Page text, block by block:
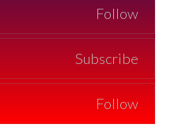
Follow
Subscribe
Follow